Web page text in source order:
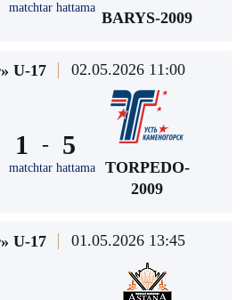
matchtar hattama
BARYS-2009
U-17 02.05.2026 11:00
1 -
matchtar hattama
5
TORPEDO-
2009
U-17 01.05.2026 13:45